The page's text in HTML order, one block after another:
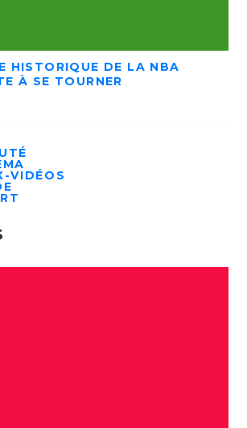
HISTORIQUE DE LA NBA
À SE TOURNER
VIDÉOS